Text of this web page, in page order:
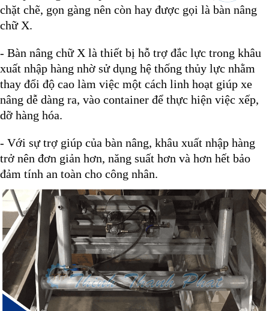
chặt chẽ, gọn gàng nên còn hay được gọi là bàn nâng
chữ X.
- Bàn nâng chữ X là thiết bị hỗ trợ đắc lực trong khâu
xuất nhập hàng nhờ sử dụng hệ thống thủy lực nhằm
thay đổi độ cao làm việc một cách linh hoạt giúp xe
nâng dễ dàng ra, vào container để thực hiện việc xếp,
dỡ hàng hóa.
- Với sự trợ giúp của bàn nâng, khâu xuất nhập hàng
trở nên đơn giản hơn, năng suất hơn và hơn hết bảo
đảm tính an toàn cho công nhân.